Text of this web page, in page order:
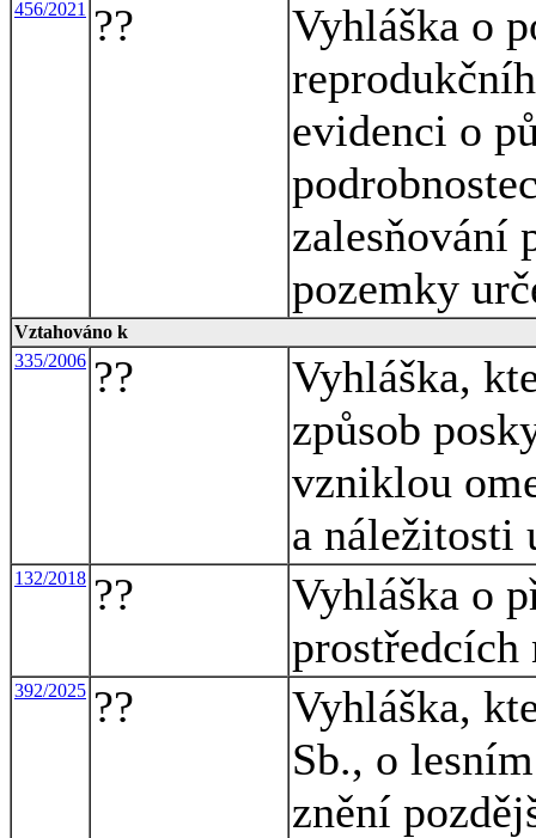
456/2021 ??
Vyhláška o
evidenci o
zalesňování
pozemky
Vztahováno k
335/2006 ??
Vyhláška,
způsob
vzniklou
a náležitosti
132/2018 ??
Vyhláška o
prostředcích
392/2025 ??
Vyhláška,
Sb., o
znění